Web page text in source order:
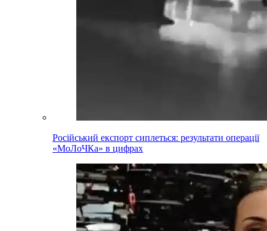
Російський експорт сиплеться: результати операції
«МоЛоЧКа» в цифрах